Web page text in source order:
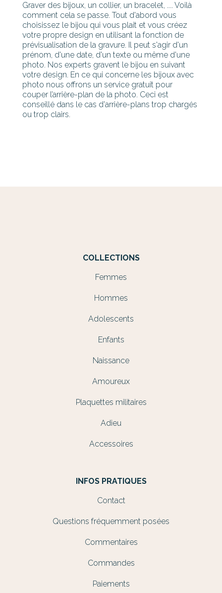
Graver des bijoux, un collier, un bracelet, .... Voilà
comment cela se passe. Tout d'abord vous
choisissez le bijou qui vous plait et vous créez
votre propre design en utilisant la fonction de
prévisualisation de la gravure. Il peut s'agir d'un
prénom, d'une date, d'un texte ou même d'une
photo. Nos experts gravent le bijou en suivant
votre design. En ce qui concerne les bijoux avec
photo nous offrons un service gratuit pour
couper l’arrière-plan de la photo. Ceci est
conseillé dans le cas d'arrière-plans trop chargés
ou trop clairs.
COLLECTIONS
Femmes
Hommes
Adolescents
Enfants
Naissance
Amoureux
Plaquettes militaires
Adieu
Accessoires
INFOS PRATIQUES
Contact
Questions fréquemment posées
Commentaires
Commandes
Paiements